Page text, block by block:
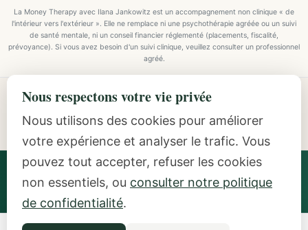
La Money Therapy avec Ilana Jankowitz est un accompagnement non clinique « de
l'intérieur vers l'extérieur ». Elle ne remplace ni une psychothérapie agréée ou un suivi
de santé mentale, ni un conseil financier réglementé (placements, fiscalité,
prévoyance). Si vous avez besoin d'un suivi clinique, veuillez consulter un professionnel
agréé.
Explore Mindful Money Coaching
Programmes, archetypes, the Inside-Out Method, and
resources.
Ilana Jankowitz · Certified Money Coach (CMC) · NLP
Practitioner · Inside-Out Money Coach (10+ Years) ·
Featured Speaker at Google & IAPC
Nous respectons votre vie privée
Nous utilisons des cookies pour améliorer
votre expérience et analyser le trafic. Vous
pouvez tout accepter, refuser les cookies
non essentiels, ou consulter notre politique
de confidentialité.